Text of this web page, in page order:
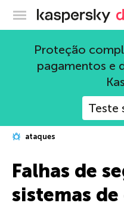
Proteção
pagamentos e
Teste
ataques
Falhas de
sistemas